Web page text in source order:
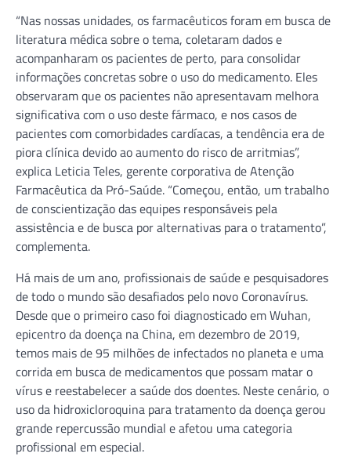
“Nas nossas unidades, os farmacêuticos foram em busca de
literatura médica sobre o tema, coletaram dados e
acompanharam os pacientes de perto, para consolidar
informações concretas sobre o uso do medicamento. Eles
observaram que os pacientes não apresentavam melhora
significativa com o uso deste fármaco, e nos casos de
pacientes com comorbidades cardíacas, a tendência era de
piora clínica devido ao aumento do risco de arritmias”,
explica Leticia Teles, gerente corporativa de Atenção
Farmacêutica da Pró-Saúde. “Começou, então, um trabalho
de conscientização das equipes responsáveis pela
assistência e de busca por alternativas para o tratamento”,
complementa.
Há mais de um ano, profissionais de saúde e pesquisadores
de todo o mundo são desafiados pelo novo Coronavírus.
Desde que o primeiro caso foi diagnosticado em Wuhan,
epicentro da doença na China, em dezembro de 2019,
temos mais de 95 milhões de infectados no planeta e uma
corrida em busca de medicamentos que possam matar o
vírus e reestabelecer a saúde dos doentes. Neste cenário, o
uso da hidroxicloroquina para tratamento da doença gerou
grande repercussão mundial e afetou uma categoria
profissional em especial.